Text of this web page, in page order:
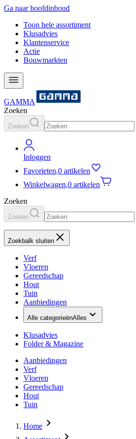
Ga naar hoofdinhoud
Toon hele assortiment
Klusadvies
Klantenservice
Actie
Bouwmarkten
GAMMA
Zoeken
Zoeken
Inloggen
Favorieten,0 artikelen
Winkelwagen,0 artikelen
Zoeken
Zoeken
Zoekbalk sluiten
Verf
Vloeren
Gereedschap
Hout
Tuin
Aanbiedingen
Alle categorieënAlles
Klusadvies
Folder & Magazine
Aanbiedingen
Verf
Vloeren
Gereedschap
Hout
Tuin
Home